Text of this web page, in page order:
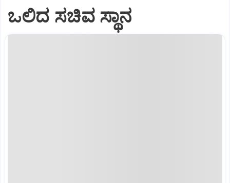
ಒಲಿದ ಸಚಿವ ಸ್ಥಾನ